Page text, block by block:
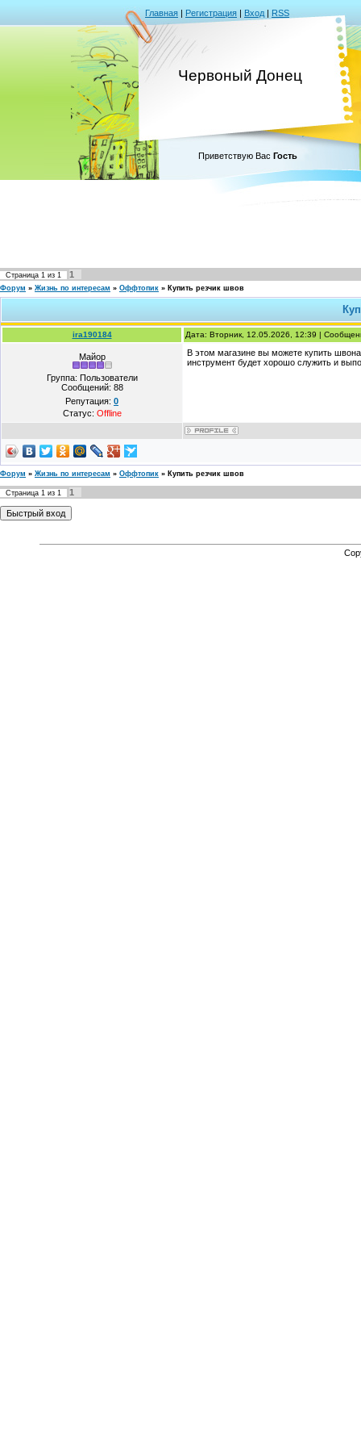
Главная | Регистрация | Вход | RSS
Червоный Донец
Приветствую Вас Гость
Страница 1 из 1 1
Форум » Жизнь по интересам » Оффтопик » Купить резчик швов
ira190184 Дата: Вторник, 12.05.2026, 12:39 |
Майор
Группа: Пользователи
Сообщений: 88
Репутация: 0
Статус: Offline
В этом магазине вы можете купить
инструмент будет хорошо служить и
Форум » Жизнь по интересам » Оффтопик » Купить резчик швов
Страница 1 из 1 1